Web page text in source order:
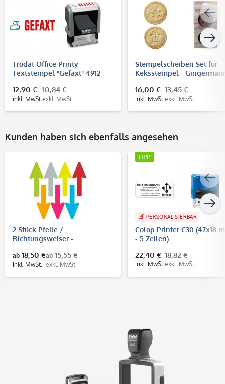
Trodat Office Printy
Textstempel "Gefaxt" 4912
12,90 €
inkl. MwSt.
10,84 €
exkl. MwSt.
Stempelscheiben Set für
Keksstempel -
16,00 €
inkl. MwSt.
13,45 €
exkl. MwSt.
Kunden haben sich ebenfalls angesehen
2 Stück Pfeile /
Richtungsweiser -
(Pfeilgröße 400x160 mm)
ab 18,50 €
inkl. MwSt.
ab 15,55 €
exkl. MwSt.
TIPP!
PERSONALISIERBAR
Colop Printer C30 (47x18
- 5 Zeilen)
22,40 €
inkl. MwSt.
18,82 €
exkl. MwSt.